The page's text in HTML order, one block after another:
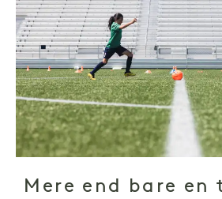
Mere end bare en